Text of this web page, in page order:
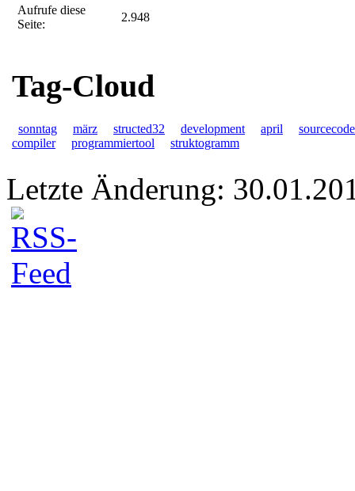
Aufrufe diese
Seite:
2.948
Tag-Cloud
sonntag märz structed32 development april
sourcecode
compiler
programmiertool struktogramm
Letzte Änderung: